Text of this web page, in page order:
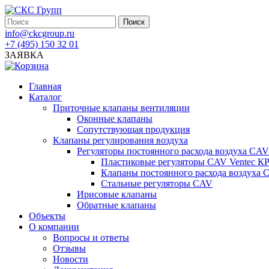
info@ckcgroup.ru
+7 (495) 150 32 01
ЗАЯВКА
Главная
Каталог
Приточные клапаны вентиляции
Оконные клапаны
Сопутствующая продукция
Клапаны регулирования воздуха
Регуляторы постоянного расхода воздуха CAV
Пластиковые регуляторы CAV Ventec
Клапаны постоянного расхода воздуха
Стальные регуляторы CAV
Ирисовые клапаны
Обратные клапаны
Объекты
О компании
Вопросы и ответы
Отзывы
Новости